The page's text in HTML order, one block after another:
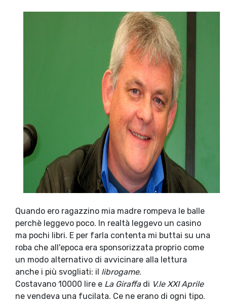
Quando ero ragazzino mia madre rompeva le balle
perchè leggevo poco. In realtà leggevo un casino
ma pochi libri. E per farla contenta mi buttai su una
roba che all'epoca era sponsorizzata proprio come
un modo alternativo di avvicinare alla lettura
anche i più svogliati: il librogame.
Costavano 10000 lire e La Giraffa di V.le XXI Aprile
ne vendeva una fucilata. Ce ne erano di ogni tipo.